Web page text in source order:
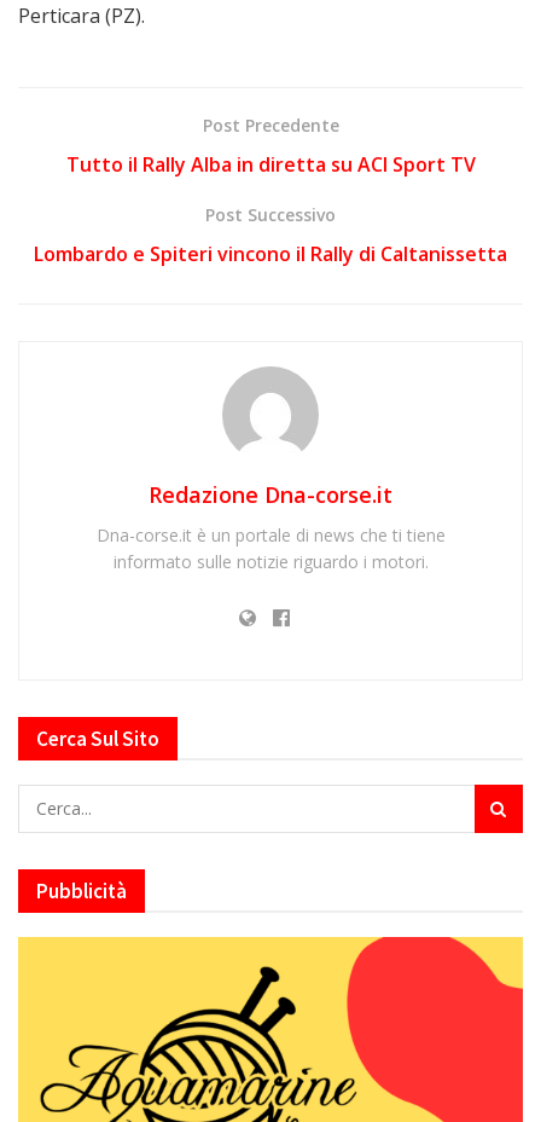
Perticara (PZ).
Post Precedente
Tutto il Rally Alba in diretta su ACI Sport TV
Post Successivo
Lombardo e Spiteri vincono il Rally di Caltanissetta
Redazione Dna-corse.it
Dna-corse.it è un portale di news che ti tiene
informato sulle notizie riguardo i motori.
Cerca Sul Sito
Pubblicità